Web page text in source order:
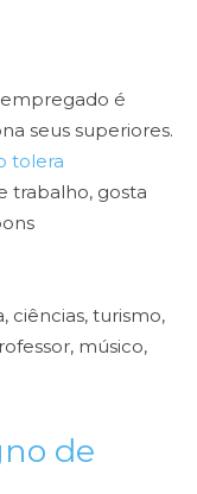
é
seus superiores.
tolera
trabalho, gosta
ciências, turismo,
músico,
de